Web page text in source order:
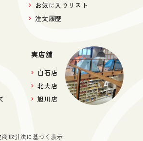
お気に入りリスト
注文履歴
実店舗
白石店
北大店
旭川店
商取引法に基づく表示